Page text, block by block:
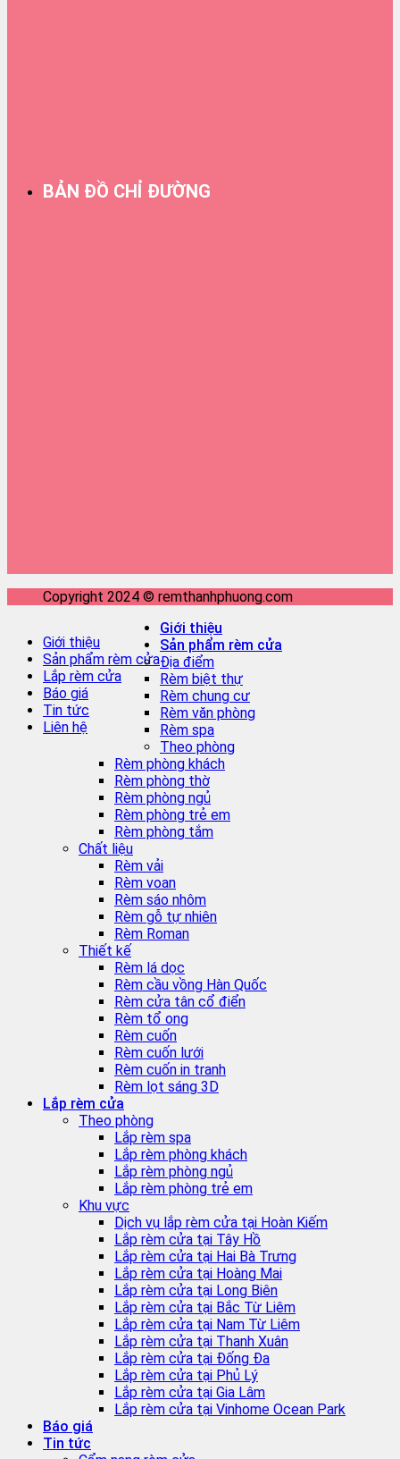
BẢN ĐỒ CHỈ ĐƯỜNG
Copyright 2024 © remthanhphuong.com
Giới thiệu
Sản phẩm rèm cửa
Lắp rèm cửa
Báo giá
Tin tức
Liên hệ
Giới thiệu
Sản phẩm rèm cửa
Địa điểm
Rèm biệt thự
Rèm chung cư
Rèm văn phòng
Rèm spa
Theo phòng
Rèm phòng khách
Rèm phòng thờ
Rèm phòng ngủ
Rèm phòng trẻ em
Rèm phòng tắm
Chất liệu
Rèm vải
Rèm voan
Rèm sáo nhôm
Rèm gỗ tự nhiên
Rèm Roman
Thiết kế
Rèm lá dọc
Rèm cầu vồng Hàn Quốc
Rèm cửa tân cổ điển
Rèm tổ ong
Rèm cuốn
Rèm cuốn lưới
Rèm cuốn in tranh
Rèm lọt sáng 3D
Lắp rèm cửa
Theo phòng
Lắp rèm spa
Lắp rèm phòng khách
Lắp rèm phòng ngủ
Lắp rèm phòng trẻ em
Khu vực
Dịch vụ lắp rèm cửa tại Hoàn Kiếm
Lắp rèm cửa tại Tây Hồ
Lắp rèm cửa tại Hai Bà Trưng
Lắp rèm cửa tại Hoàng Mai
Lắp rèm cửa tại Long Biên
Lắp rèm cửa tại Bắc Từ Liêm
Lắp rèm cửa tại Nam Từ Liêm
Lắp rèm cửa tại Thanh Xuân
Lắp rèm cửa tại Đống Đa
Lắp rèm cửa tại Phủ Lý
Lắp rèm cửa tại Gia Lâm
Lắp rèm cửa tại Vinhome Ocean Park
Báo giá
Tin tức